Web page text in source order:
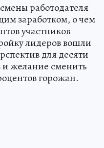
работодателя
заработком, о чем
участников
лидеров вошли
для десяти
и желание сменить
горожан.